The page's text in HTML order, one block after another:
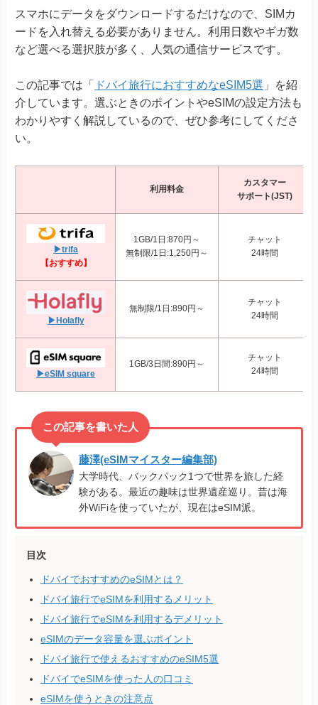
スマホにデータをダウンロードするだけなので、SIMカ
ードを入れ替える必要がありません。利用日数やギガ数
など選べる選択肢が多く、人気の通信サービスです。
この記事では「 ドバイ旅行におすすめなeSIM5選 」を紹
介しています。選ぶときのポイントやeSIMの設定方法も
わかりやすく解説しているので、ぜひ参考にしてくださ
い。
利用料金
カスタマー
サポート(JST)
▶trifa
【おすすめ】
1GB/1日:870円～
無制限/1日:1,250円～
チャット
24時間
▶Holafly
無制限/1日:890円～
チャット
24時間
▶eSIM square
1GB/3日間:890円～
チャット
24時間
藤澤(eSIMマイスター編集部)
大学時代、バックパック1つで世界を旅した経
験がある。最近の趣味は世界遺産巡り。昔は海
外WiFiを使っていたが、現在はeSIM派。
目次
ドバイでおすすめのeSIMとは？
ドバイ旅行でeSIMを利用するメリット
ドバイ旅行でeSIMを利用するデメリット
eSIMのデータ容量を選ぶポイント
ドバイ旅行で使えるおすすめのeSIM5選
ドバイでeSIMを使った人の口コミ
eSIMを使うときの注意点